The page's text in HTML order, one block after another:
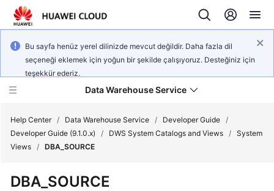
Bu sayfa henüz yerel dilinizde mevcut değildir. Daha fazla dil
seçeneği eklemek için yoğun bir şekilde çalışıyoruz. Desteğiniz için
teşekkür ederiz.
Data Warehouse Service
Help Center / Data Warehouse Service / Developer Guide /
Developer Guide (9.1.0.x)
/ DWS System Catalogs and Views / System
Views / DBA_SOURCE
DBA_SOURCE